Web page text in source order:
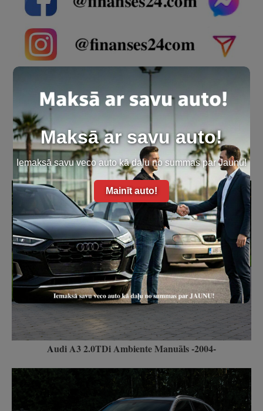
Maksā ar savu auto!
Iemaksā savu veco auto kā daļu no summas par Jaunu!
Mainīt auto!
PIEDĀVĀT SAVU CENU!
Aktuāli šodien:
Audi A3 2.0TDi Ambiente Manuāls -2004-